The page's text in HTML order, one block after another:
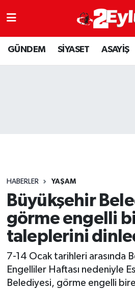
GÜNDEM SİYASET ASAYİŞ
HABERLER YAŞAM
Büyükşehir
görme engelli
taleplerini
7-14 Ocak tarihleri arasında
Engelliler Haftası nedeniyle
Belediyesi, görme engelli
ASAYİŞ
DÜNYA
SPOR
YAŞAM
Nöbetçi Eczaneler
Hava Durumu
Son Dakika Haberleri
Haber Arşivi